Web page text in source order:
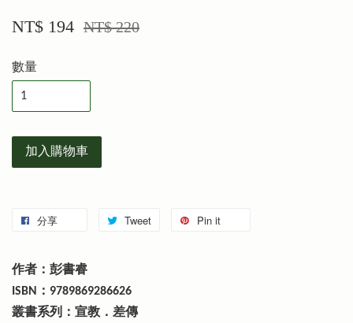
NT$ 194 NT$ 220
數量
加入購物車
分享 Tweet Pin it
作者：彭書睿
ISBN：9789869286626
叢書系列：宣教．差傳